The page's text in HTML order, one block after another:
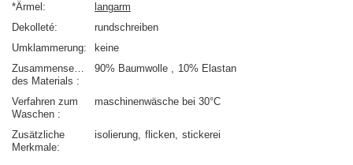
*Ärmel
langarm
Dekolleté
rundschreiben
Umklammerung
keine
Zusammensetzung
des Materials
90% Baumwolle 10% Elastan
Verfahren zum
Waschen
maschinenwäsche bei 30°C
Zusätzliche
Merkmale
isolierung flicken stickerei